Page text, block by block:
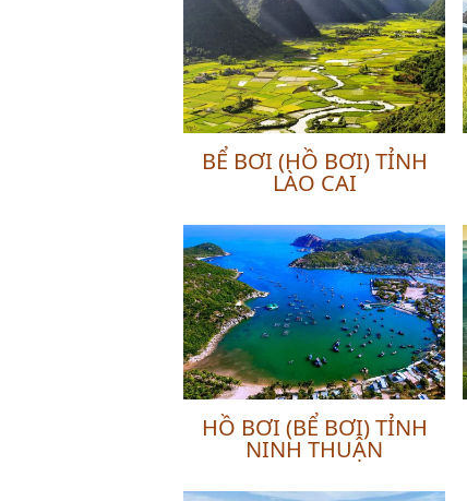
BỂ BƠI (HỒ BƠI) TỈNH
LÀO CAI
HỒ BƠI (BỂ BƠI) TỈNH
NINH THUẬN